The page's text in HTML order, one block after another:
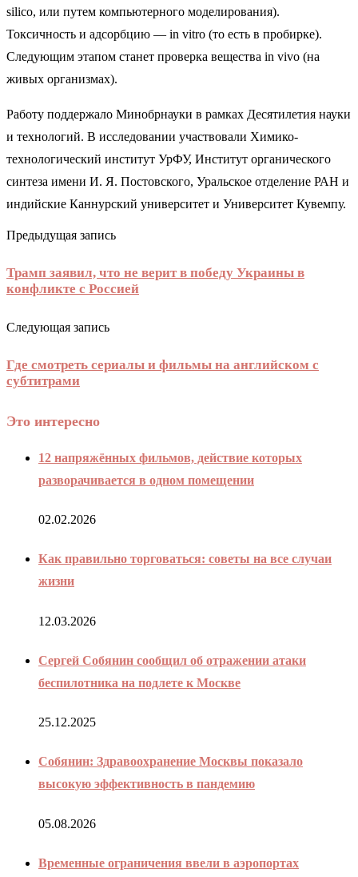
silico, или путем компьютерного моделирования).
Токсичность и адсорбцию — in vitro (то есть в пробирке).
Следующим этапом станет проверка вещества in vivo (на
живых организмах).
Работу поддержало Минобрнауки в рамках Десятилетия науки
и технологий. В исследовании участвовали Химико-
технологический институт УрФУ, Институт органического
синтеза имени И. Я. Постовского, Уральское отделение РАН и
индийские Каннурский университет и Университет Кувемпу.
Предыдущая запись
Трамп заявил, что не верит в победу Украины в
конфликте с Россией
Следующая запись
Где смотреть сериалы и фильмы на английском с
субтитрами
Это интересно
12 напряжённых фильмов, действие которых
разворачивается в одном помещении
02.02.2026
Как правильно торговаться: советы на все случаи
жизни
12.03.2026
Сергей Собянин сообщил об отражении атаки
беспилотника на подлете к Москве
25.12.2025
Собянин: Здравоохранение Москвы показало
высокую эффективность в пандемию
05.08.2026
Временные ограничения ввели в аэропортах